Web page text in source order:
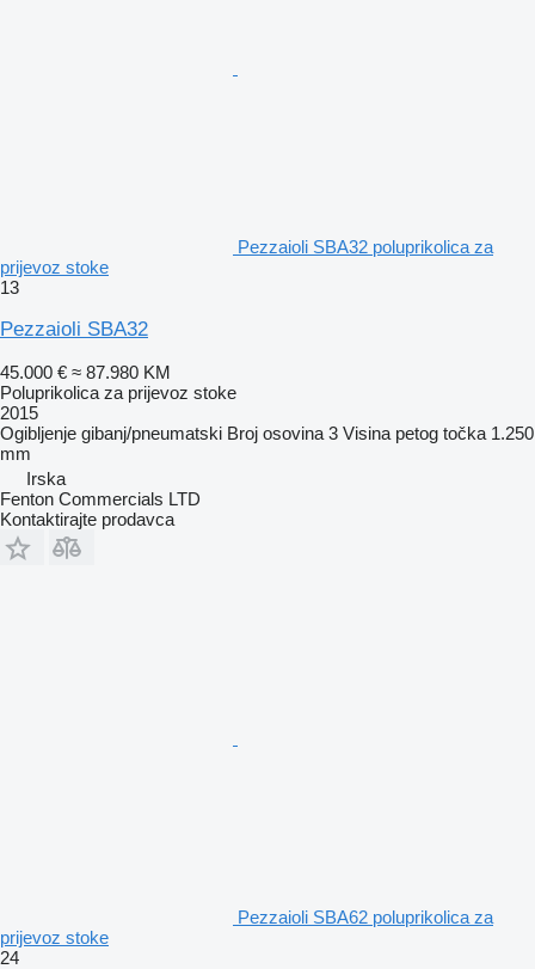
Pezzaioli SBA32 poluprikolica za
prijevoz stoke
13
Pezzaioli SBA32
45.000 € ≈ 87.980 KM
Poluprikolica za prijevoz stoke
2015
Ogibljenje gibanj/pneumatski Broj osovina 3 Visina petog točka 1.250
mm
Irska
Fenton Commercials LTD
Kontaktirajte prodavca
Pezzaioli SBA62 poluprikolica za
prijevoz stoke
24